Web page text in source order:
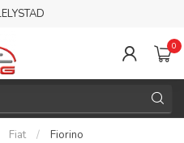
0
Fiat / Fiorino